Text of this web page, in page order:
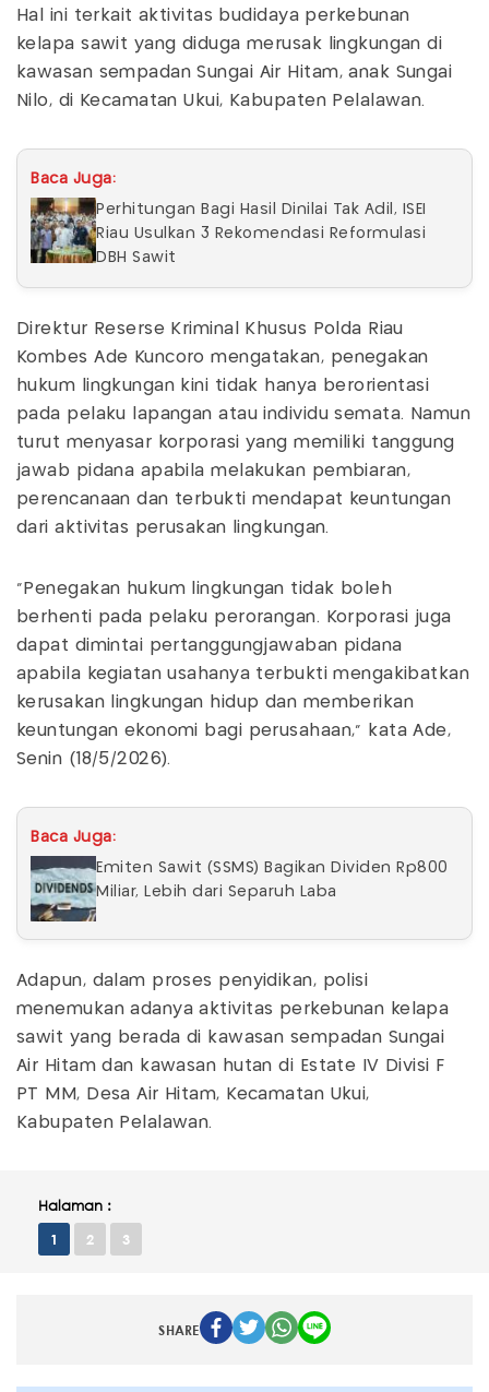
Hal ini terkait aktivitas budidaya perkebunan
kelapa sawit yang diduga merusak lingkungan di
kawasan sempadan Sungai Air Hitam, anak Sungai
Nilo, di Kecamatan Ukui, Kabupaten Pelalawan.
Baca Juga:
Perhitungan Bagi Hasil Dinilai Tak Adil, ISEI
Riau Usulkan 3 Rekomendasi Reformulasi
DBH Sawit
Direktur Reserse Kriminal Khusus Polda Riau
Kombes Ade Kuncoro mengatakan, penegakan
hukum lingkungan kini tidak hanya berorientasi
pada pelaku lapangan atau individu semata. Namun
turut menyasar korporasi yang memiliki tanggung
jawab pidana apabila melakukan pembiaran,
perencanaan dan terbukti mendapat keuntungan
dari aktivitas perusakan lingkungan.
“Penegakan hukum lingkungan tidak boleh
berhenti pada pelaku perorangan. Korporasi juga
dapat dimintai pertanggungjawaban pidana
apabila kegiatan usahanya terbukti mengakibatkan
kerusakan lingkungan hidup dan memberikan
keuntungan ekonomi bagi perusahaan,” kata Ade,
Senin (18/5/2026).
Baca Juga:
Emiten Sawit (SSMS) Bagikan Dividen Rp800
Miliar, Lebih dari Separuh Laba
Adapun, dalam proses penyidikan, polisi
menemukan adanya aktivitas perkebunan kelapa
sawit yang berada di kawasan sempadan Sungai
Air Hitam dan kawasan hutan di Estate IV Divisi F
PT MM, Desa Air Hitam, Kecamatan Ukui,
Kabupaten Pelalawan.
Halaman :
1 2 3
SHARE